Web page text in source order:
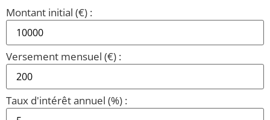
Montant initial (€) :
Versement mensuel (€) :
Taux d'intérêt annuel (%) :